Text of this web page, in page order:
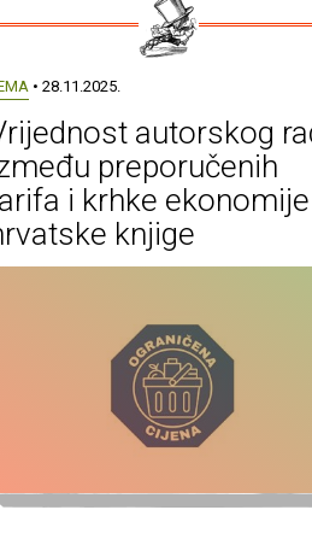
• 28.11.2025.
autorskog
preporučenih
i krhke ekonomije
knjige